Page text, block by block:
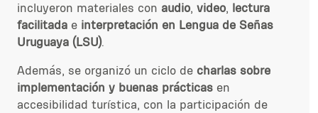
incluyeron materiales con audio, video, lectura
facilitada e interpretación en Lengua de Señas
Uruguaya (LSU).
Además, se organizó un ciclo de charlas sobre
implementación y buenas prácticas en
accesibilidad turística, con la participación de